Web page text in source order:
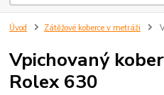
Úvod Zátěžové koberce v metráži
Vpichovaný
Rolex 630